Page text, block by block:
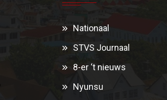
Nationaal
STVS Journaal
8-er ‘t nieuws
Nyunsu